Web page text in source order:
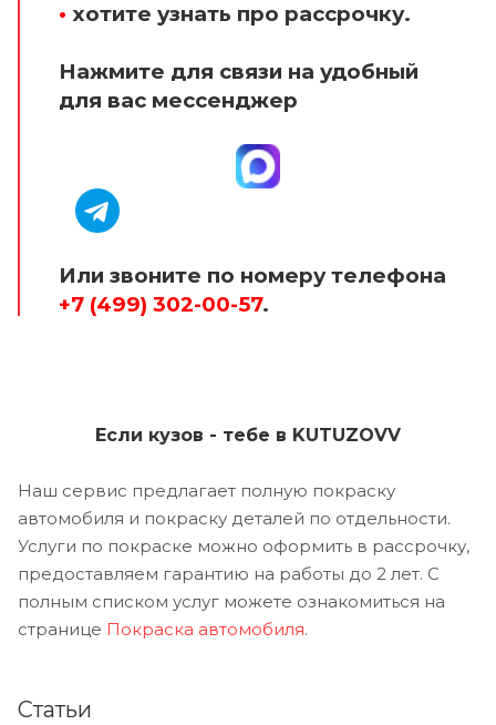
• хотите узнать про рассрочку.
Нажмите для связи на удобный
для вас мессенджер
Или звоните по номеру телефона
+7 (499) 302-00-57.
Если кузов - тебе в KUTUZOVV
Наш сервис предлагает полную покраску
автомобиля и покраску деталей по отдельности.
Услуги по покраске можно оформить в рассрочку,
предоставляем гарантию на работы до 2 лет. С
полным списком услуг можете ознакомиться на
странице Покраска автомобиля.
Статьи